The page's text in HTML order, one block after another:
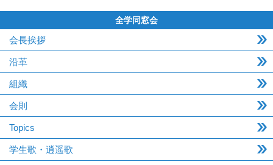
全学同窓会
会長挨拶
沿革
組織
会則
Topics
学生歌・逍遥歌